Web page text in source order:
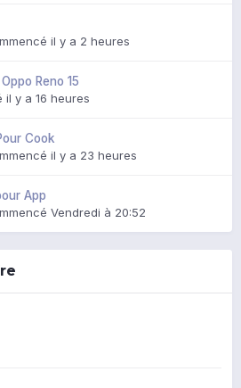
il y a 2 heures
Reno 15
il y a 16 heures
Cook
il y a 23 heures
App
Vendredi à 20:52